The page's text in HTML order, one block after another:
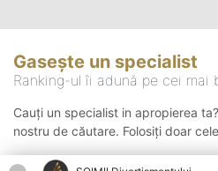
Gasește un specialist
Ranking-ul îi adună pe cei mai
Cauți un specialist in apropierea
nostru de căutare. Folosiți doar